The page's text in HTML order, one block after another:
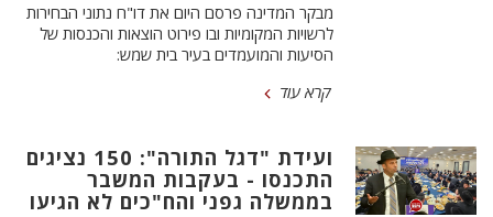
מבקר המדינה פרסם היום את דו"ח נתוני הבחירות
לרשויות המקומיות ובו פירוט הוצאות והכנסות של
הסיעות והמועמדים בעיר בית שמש:
קרא עוד
ועידת "דגל התורה": 150 נציגים
התכנסו - בעקבות המשבר
בממשלה גפני והח"כים לא הגיעו